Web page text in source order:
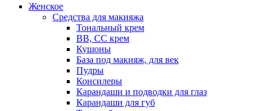
Женское
Средства для макияжа
Тональный крем
BB, CC крем
Кушоны
База под макияж, для век
Пудры
Консилеры
Карандаши и подводки для глаз
Карандаши для губ